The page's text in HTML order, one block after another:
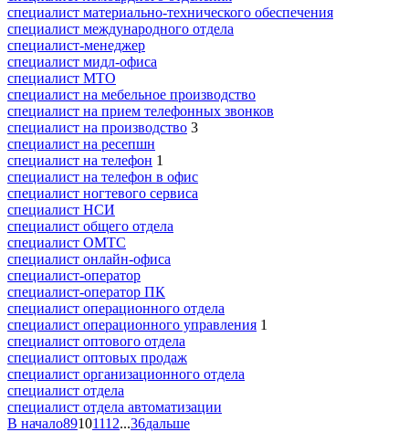
специалист материально-технического обеспечения
специалист международного отдела
специалист-менеджер
специалист мидл-офиса
специалист МТО
специалист на мебельное производство
специалист на прием телефонных звонков
специалист на производство 3
специалист на ресепшн
специалист на телефон 1
специалист на телефон в офис
специалист ногтевого сервиса
специалист НСИ
специалист общего отдела
специалист ОМТС
специалист онлайн-офиса
специалист-оператор
специалист-оператор ПК
специалист операционного отдела
специалист операционного управления 1
специалист оптового отдела
специалист оптовых продаж
специалист организационного отдела
специалист отдела
специалист отдела автоматизации
В начало89101112...36дальше